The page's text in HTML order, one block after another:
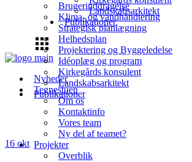
Landskabsarkitekt
Publikationer
Nyheder
Tegnestuen
Om os
Kontaktinfo
Vores team
Ny del af teamet?
Projekter
Overblik
Brugerinddragelse
Klima- og vandhåndtering
Strategisk planlægning
Helhedsplan
Projektering og Byggeledelse
Idéoplæg og program
Kirkegårds konsulent
Landskabsarkitekt
Publikationer
16 okt